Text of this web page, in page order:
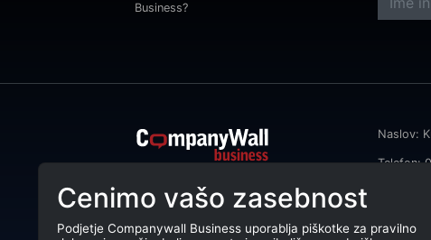
Business?
podjetjem pomaga izboljšati
poslovanje z iskanjem in povezovanjem
strank.
Naslov:
Telefon:
DŠ:
Cenimo vašo zasebnost
Podjetje Companywall Business uporablja piškotke za pravilno